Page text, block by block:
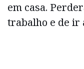
em casa.
trabalho e de ir